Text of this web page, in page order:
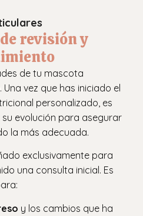
revisión y
de tu mascota
vez que has iniciado el
personalizado, es
evolución para asegurar
la más adecuada.
exclusivamente para
una consulta inicial. Es
y los cambios que ha